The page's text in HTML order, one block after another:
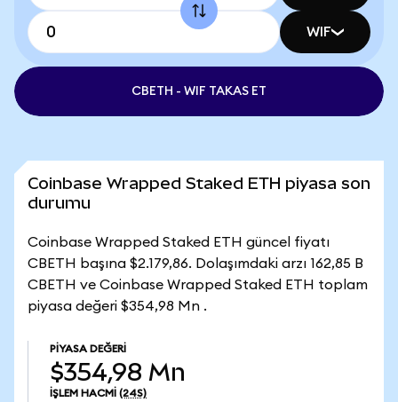
WIF
CBETH - WIF TAKAS ET
Coinbase Wrapped Staked ETH piyasa son
durumu
Coinbase Wrapped Staked ETH güncel fiyatı
CBETH başına $2.179,86. Dolaşımdaki arzı 162,85 B
CBETH ve Coinbase Wrapped Staked ETH toplam
piyasa değeri $354,98 Mn .
PIYASA DEĞERI
$354,98 Mn
İŞLEM HACMI (24S)